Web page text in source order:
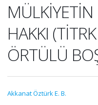
HAKKI
ÖRTÜLÜ
Akkanat Öztürk E. B.